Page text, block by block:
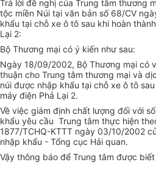
Trả lời đề nghị của Trung tâm thương
tộc miền Núi tại văn bản số 68/CV
khẩu tại chỗ xe ô tô sau khi hoàn
Lại 2:
Bộ Thương mại có ý kiến như sau:
Ngày 18/09/2002, Bộ Thương mại có
thuận cho Trung tâm thương mại và
núi được nhập khẩu tại chỗ xe ô tô
máy điện Phả Lại 2.
Về việc giám định chất lượng đối với
khẩu yêu cầu Trung tâm thực hiện
1877/TCHQ-KTTT ngày 03/10/2002
nhập khẩu - Tổng cục Hải quan.
Vậy thông báo để Trung tâm được